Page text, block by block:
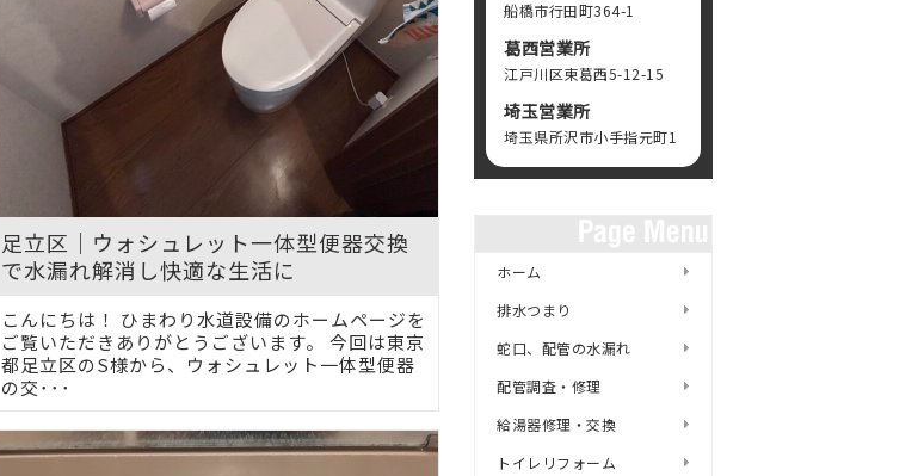
足立区｜ウォシュレット一体型便器交換
で水漏れ解消し快適な生活に
こんにちは！ ひまわり水道設備のホームページを
ご覧いただきありがとうございます。 今回は東京
都足立区のS様から、ウォシュレット一体型便器
の交･･･
船橋市行田町364-1
葛西営業所
江戸川区東葛西5-12-15
埼玉営業所
埼玉県所沢市小手指元町1
ホーム
排水つまり
蛇口、配管の水漏れ
配管調査・修理
給湯器修理・交換
トイレリフォーム